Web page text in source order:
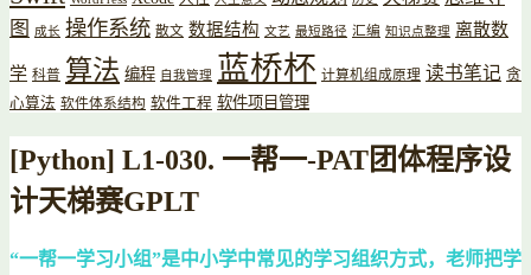
图
成长 操作系统 散文 数据结构 文艺 最短路径 汇编 知识点整理 离散数
学 科普 算法 编程 自我管理 蓝桥杯 计算机组成原理 读书笔记 贪
心算法 软件体系结构 软件工程 软件项目管理
[Python] L1-030. 一帮一-PAT团体程序设
计天梯赛GPLT
“一帮一学习小组”是中小学中常见的学习组织方式，老师把学